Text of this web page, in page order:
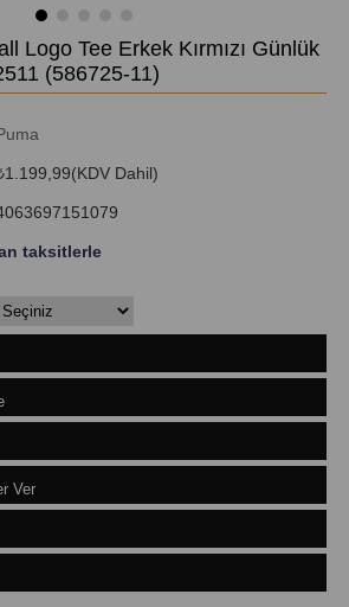
Logo Tee Erkek Kırmızı Günlük
(586725-11)
(KDV Dahil)
taksitlerle
Ver